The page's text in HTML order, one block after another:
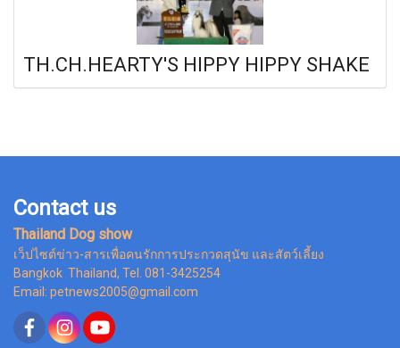
TH.CH.HEARTY'S HIPPY HIPPY SHAKE
Contact us
Thailand Dog show
เว็ปไซต์ข่าว-สารเพื่อคนรักการประกวดสุนัข และสัตว์เลี้ยง
Bangkok Thailand, Tel. 081-3425254
Email: petnews2005@gmail.com